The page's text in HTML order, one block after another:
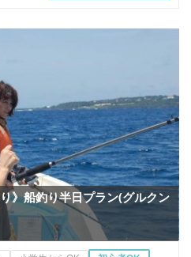
》船釣り半日プラン(グルクン